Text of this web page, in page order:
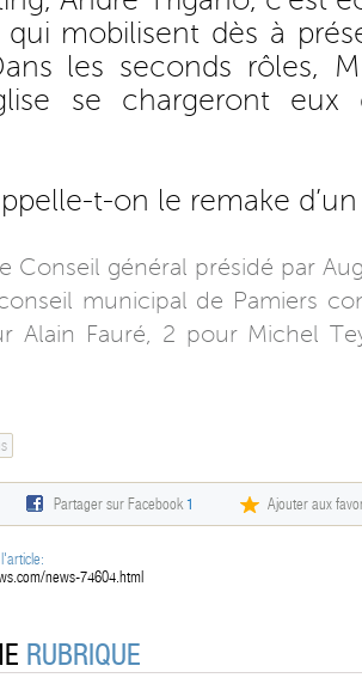
qui mobilisent dès à
les seconds rôles,
se chargeront
t-on le remake
Conseil général présidé par
municipal de Pamiers
Alain Fauré, 2 pour Michel
Partager sur Facebook1 Ajouter aux
news-74604.html
RUBRIQUE